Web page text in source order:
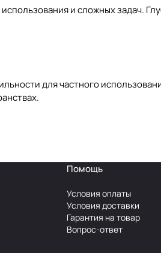
и сложных задач.
для частного
Помощь
Условия оплаты
Условия доставки
Гарантия на товар
Вопрос-ответ